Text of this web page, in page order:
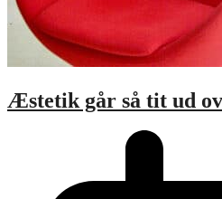
Æstetik går så tit ud